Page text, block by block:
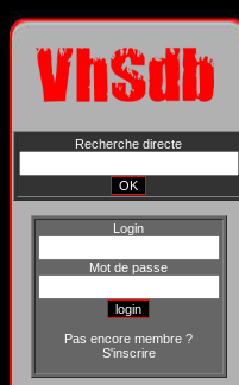
Recherche directe
Login
Mot de passe
Pas encore membre ?
S'inscrire